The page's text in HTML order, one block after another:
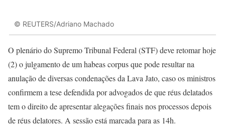
© REUTERS/Adriano Machado
O plenário do Supremo Tribunal Federal (STF) deve retomar hoje
(2) o julgamento de um habeas corpus que pode resultar na
anulação de diversas condenações da Lava Jato, caso os ministros
confirmem a tese defendida por advogados de que réus delatados
tem o direito de apresentar alegações finais nos processos depois
de réus delatores. A sessão está marcada para as 14h.